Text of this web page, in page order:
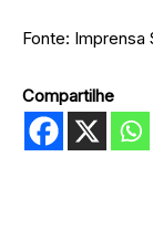
Fonte: Imprensa
Compartilhe